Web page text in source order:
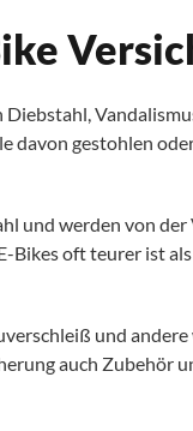
davon gestohlen
und werden von der
Bikes oft teurer ist
und
auch Zubehör